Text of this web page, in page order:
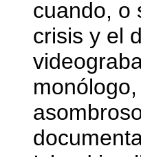
cuando, o
crisis y el